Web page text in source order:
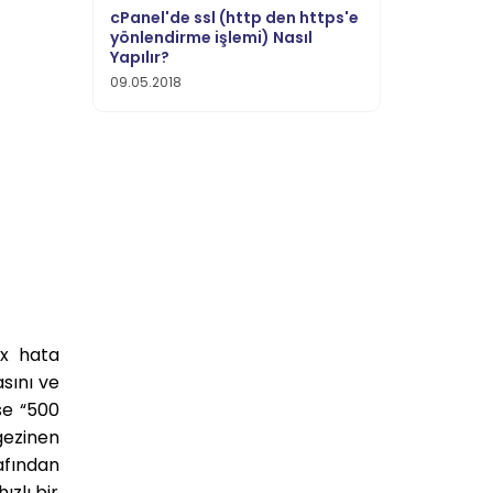
hata
ve
“500
cPanel'de ssl (http den https'e
yönlendirme işlemi) Nasıl
Yapılır?
09.05.2018